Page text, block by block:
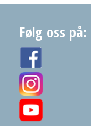
Følg oss på: